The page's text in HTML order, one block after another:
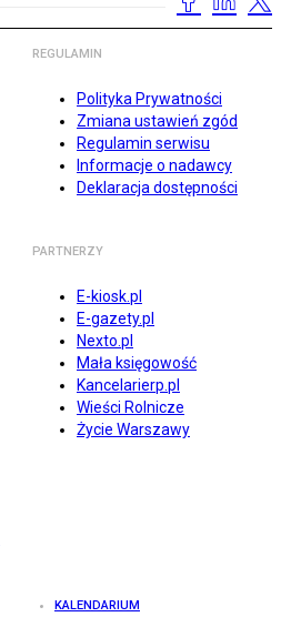
REGULAMIN
Polityka Prywatności
Zmiana ustawień zgód
Regulamin serwisu
Informacje o nadawcy
Deklaracja dostępności
PARTNERZY
E-kiosk.pl
E-gazety.pl
Nexto.pl
Mała księgowość
Kancelarierp.pl
Wieści Rolnicze
Życie Warszawy
KALENDARIUM